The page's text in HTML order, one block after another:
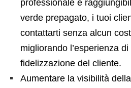
professionale e
verde prepagato, i tuoi
contattarti senza alcun
migliorando l’esperienza
fidelizzazione del cliente.
Aumentare la visibilità